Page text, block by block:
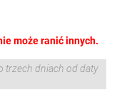
może ranić innych.
trzech dniach od daty